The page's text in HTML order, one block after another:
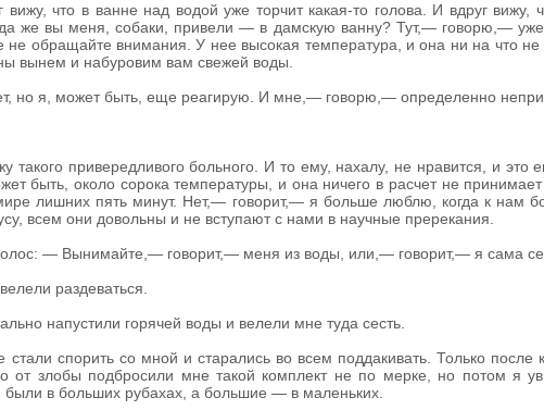
вижу, что в ванне над водой уже торчит какая-то голова. И вдруг вижу,
же вы меня, собаки, привели — в дамскую ванну? Тут,— говорю,— уже
не обращайте внимания. У нее высокая температура, и она ни на что
вынем и набуровим вам свежей воды.
но я, может быть, еще реагирую. И мне,— говорю,— определенно
привередливого больного. И то ему, нахалу, не нравится, и
быть, около сорока температуры, и она ничего в расчет не принимает
лишних пять минут. Нет,— говорит,— я больше люблю, когда к нам
всем они довольны и не вступают с нами в научные пререкания.
— Вынимайте,— говорит,— меня из воды, или,— говорит,— я сама
раздеваться.
напустили горячей воды и велели мне туда сесть.
спорить со мной и старались во всем поддакивать. Только
от злобы подбросили мне такой комплект не по мерке, но потом я
были в больших рубахах, а большие — в маленьких.